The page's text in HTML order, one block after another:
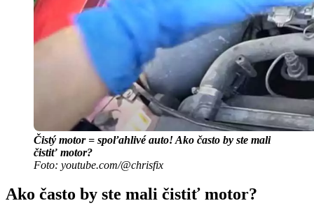
Čistý motor = spoľahlivé auto! Ako často by ste mali
čistiť motor?
Foto: youtube.com/@chrisfix
Ako často by ste mali čistiť motor?